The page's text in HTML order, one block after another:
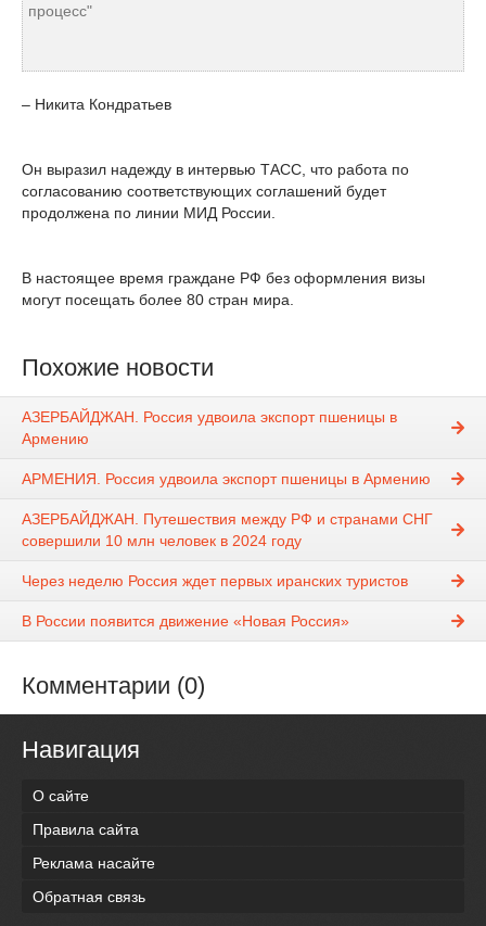
процесс"
– Никита Кондратьев
Он выразил надежду в интервью ТАСС, что работа по
согласованию соответствующих соглашений будет
продолжена по линии МИД России.
В настоящее время граждане РФ без оформления визы
могут посещать более 80 стран мира.
Похожие новости
АЗЕРБАЙДЖАН. Россия удвоила экспорт пшеницы в
Армению
АРМЕНИЯ. Россия удвоила экспорт пшеницы в Армению
АЗЕРБАЙДЖАН. Путешествия между РФ и странами СНГ
совершили 10 млн человек в 2024 году
Через неделю Россия ждет первых иранских туристов
В России появится движение «Новая Россия»
Комментарии (0)
Навигация
О сайте
Правила сайта
Реклама насайте
Обратная связь